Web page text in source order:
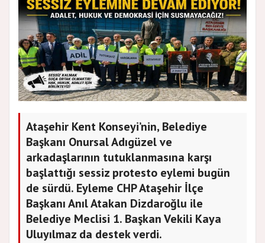
Ataşehir Kent Konseyi’nin, Belediye
Başkanı Onursal Adıgüzel ve
arkadaşlarının tutuklanmasına karşı
başlattığı sessiz protesto eylemi bugün
de sürdü. Eyleme CHP Ataşehir İlçe
Başkanı Anıl Atakan Dizdaroğlu ile
Belediye Meclisi 1. Başkan Vekili Kaya
Uluyılmaz da destek verdi.